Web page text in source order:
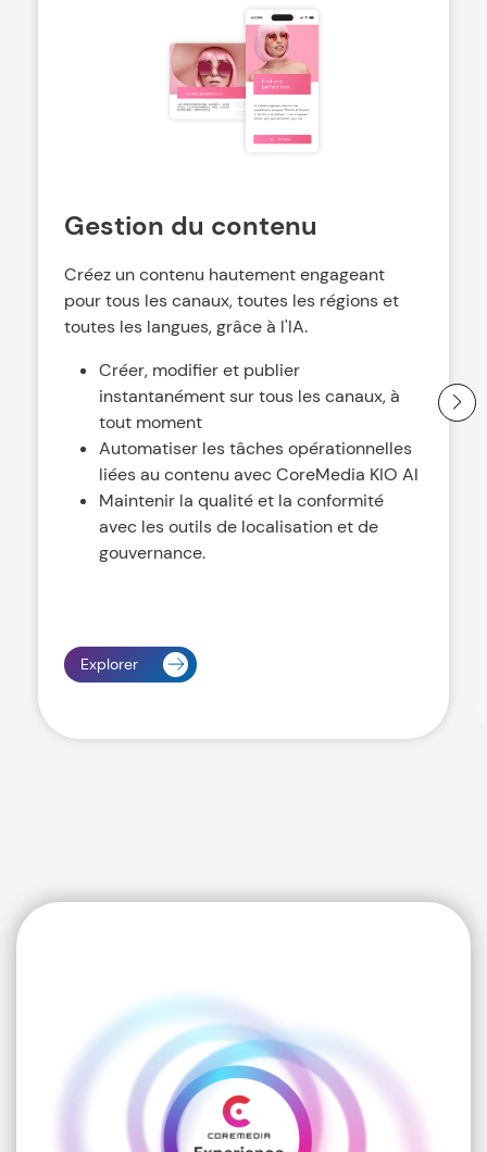
Gestion du contenu
Créez un contenu hautement engageant
pour tous les canaux, toutes les régions et
toutes les langues, grâce à l'IA.
Créer, modifier et publier
instantanément sur tous les canaux, à
tout moment
Automatiser les tâches opérationnelles
liées au contenu avec CoreMedia KIO AI
Maintenir la qualité et la conformité
avec les outils de localisation et de
gouvernance.
Explorer